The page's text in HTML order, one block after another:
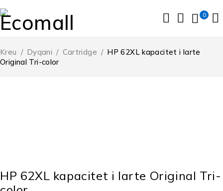
0
Kreu / Dyqani / Cartridge / HP 62XL kapacitet i larte
Original Tri-color
HP 62XL kapacitet i larte Original Tri-